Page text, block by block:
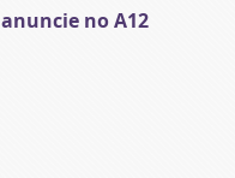
anuncie no A12